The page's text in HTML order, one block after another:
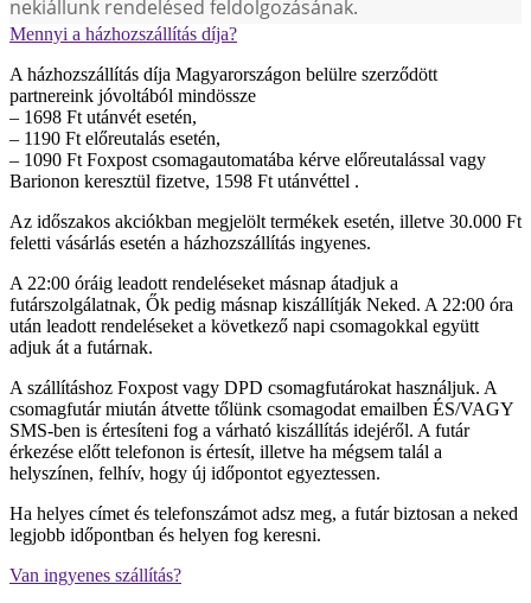
nekiállunk rendelésed feldolgozásának.
Mennyi a házhozszállítás díja?
A házhozszállítás díja Magyarországon belülre szerződött
partnereink jóvoltából mindössze
– 1698 Ft utánvét esetén,
– 1190 Ft előreutalás esetén,
– 1090 Ft Foxpost csomagautomatába kérve előreutalással vagy
Barionon keresztül fizetve, 1598 Ft utánvéttel .
Az időszakos akciókban megjelölt termékek esetén, illetve 30.000 Ft
feletti vásárlás esetén a házhozszállítás ingyenes.
A 22:00 óráig leadott rendeléseket másnap átadjuk a
futárszolgálatnak, Ők pedig másnap kiszállítják Neked. A 22:00 óra
után leadott rendeléseket a következő napi csomagokkal együtt
adjuk át a futárnak.
A szállításhoz Foxpost vagy DPD csomagfutárokat használjuk. A
csomagfutár miután átvette tőlünk csomagodat emailben ÉS/VAGY
SMS-ben is értesíteni fog a várható kiszállítás idejéről. A futár
érkezése előtt telefonon is értesít, illetve ha mégsem talál a
helyszínen, felhív, hogy új időpontot egyeztessen.
Ha helyes címet és telefonszámot adsz meg, a futár biztosan a neked
legjobb időpontban és helyen fog keresni.
Van ingyenes szállítás?